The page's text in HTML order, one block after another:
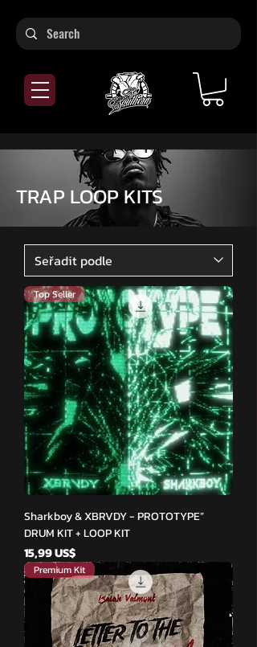
TRAP LOOP KITS
Top Seller
Sharkboy & XBRVDY - PROTOTYPE”
DRUM KIT + LOOP KIT
Cena
15,99 US$
Premium Kit